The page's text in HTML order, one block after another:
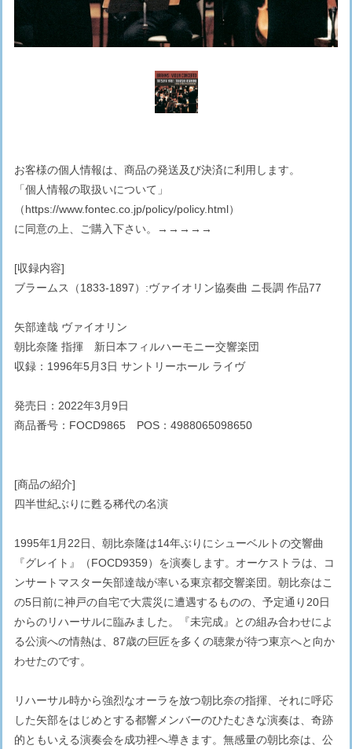
お客様の個人情報は、商品の発送及び決済に利用します。
「個人情報の取扱いについて」
（https://www.fontec.co.jp/policy/policy.html）
に同意の上、ご購入下さい。→→→→→
[収録内容]
ブラームス（1833-1897）:ヴァイオリン協奏曲 ニ長調 作品77
矢部達哉 ヴァイオリン
朝比奈隆 指揮 新日本フィルハーモニー交響楽団
収録：1996年5月3日 サントリーホール ライヴ
発売日：2022年3月9日
商品番号：FOCD9865 POS：4988065098650
[商品の紹介]
四半世紀ぶりに甦る稀代の名演
1995年1月22日、朝比奈隆は14年ぶりにシューベルトの交響曲
『グレイト』（FOCD9359）を演奏します。オーケストラは、コ
ンサートマスター矢部達哉が率いる東京都交響楽団。朝比奈はこ
の5日前に神戸の自宅で大震災に遭遇するものの、予定通り20日
からのリハーサルに臨みました。『未完成』との組み合わせによ
る公演への情熱は、87歳の巨匠を多くの聴衆が待つ東京へと向か
わせたのです。
リハーサル時から強烈なオーラを放つ朝比奈の指揮、それに呼応
した矢部をはじめとする都響メンバーのひたむきな演奏は、奇跡
的ともいえる演奏会を成功裡へ導きます。無感量の朝比奈は、公